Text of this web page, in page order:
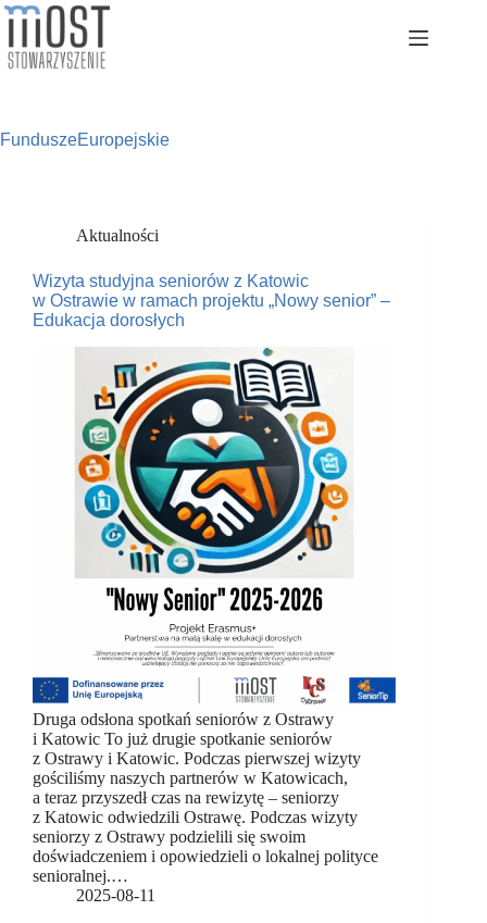
Przejdź
treści
FunduszeEuropejskie
Aktualności
Wizyta studyjna seniorów z Katowic
w Ostrawie w ramach projektu „Nowy senior” –
Edukacja dorosłych
Druga odsłona spotkań seniorów z Ostrawy
i Katowic To już drugie spotkanie seniorów
z Ostrawy i Katowic. Podczas pierwszej wizyty
gościliśmy naszych partnerów w Katowicach,
a teraz przyszedł czas na rewizytę – seniorzy
z Katowic odwiedzili Ostrawę. Podczas wizyty
seniorzy z Ostrawy podzielili się swoim
doświadczeniem i opowiedzieli o lokalnej polityce
senioralnej.…
2025-08-11